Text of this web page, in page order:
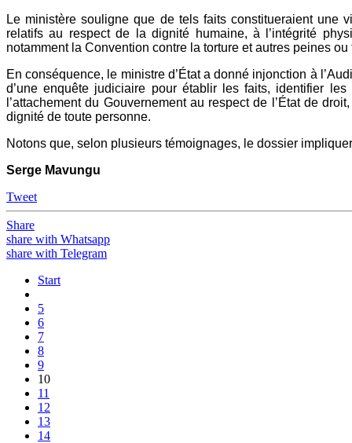
Le ministère souligne que de tels faits constitueraient une
relatifs au respect de la dignité humaine, à l’intégrité
notamment la Convention contre la torture et autres peines
En conséquence, le ministre d’État a donné injonction à
d’une enquête judiciaire pour établir les faits, identifier
l’attachement du Gouvernement au respect de l’État de
dignité de toute personne.
Notons que, selon plusieurs témoignages, le dossier
Serge Mavungu
Tweet
Share
share with Whatsapp
share with Telegram
Start
5
6
7
8
9
10
11
12
13
14